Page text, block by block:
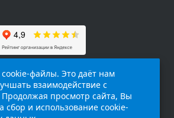
файлы. Это даёт нам
взаимодействие с
Продолжая просмотр сайта, Вы
сбор и использование cookie-